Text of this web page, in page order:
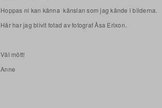
Hoppas ni kan känna känslan som jag kände i bilderna.
Här har jag blivit fotad av fotograf Åsa Erixon.
Väl mött!
Anne